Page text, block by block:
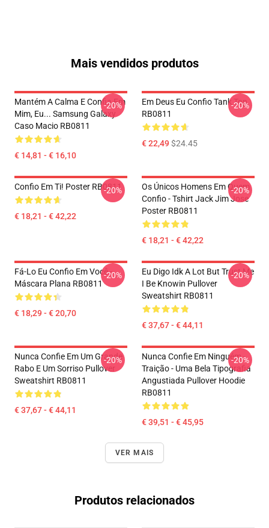
Mais vendidos produtos
Mantém A Calma E Confia Em
Mim, Eu... Samsung Galaxy
Caso Macio RB0811
€ 14,81 - € 16,10
-20%
Em Deus Eu Confio Tank Top
RB0811
€ 22,49$24.45
-20%
Confio Em Ti! Poster RB0811
€ 18,21 - € 42,22
-20%
Os Únicos Homens Em Quem
Confio - Tshirt Jack Jim Jose
Poster RB0811
€ 18,21 - € 42,22
-20%
Fá-Lo Eu Confio Em Você -
Máscara Plana RB0811
€ 18,29 - € 20,70
-20%
Eu Digo Idk A Lot But Trust Me
I Be Knowin Pullover
Sweatshirt RB0811
€ 37,67 - € 44,11
-20%
Nunca Confie Em Um Grande
Rabo E Um Sorriso Pullover
Sweatshirt RB0811
€ 37,67 - € 44,11
-20%
Nunca Confie Em Ninguém -
Traição - Uma Bela Tipografia
Angustiada Pullover Hoodie
RB0811
€ 39,51 - € 45,95
-20%
VER MAIS
Produtos relacionados